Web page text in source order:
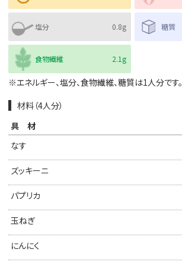
塩分 0.8g 糖質
食物繊維 2.1g
※エネルギー、塩分、食物繊維、糖質は1人分です。
材料（4人分）
具材
なす
ズッキーニ
パプリカ
玉ねぎ
にんにく